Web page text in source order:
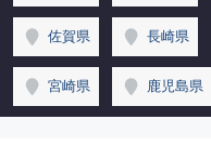
佐賀県 長崎県
宮崎県 鹿児島県